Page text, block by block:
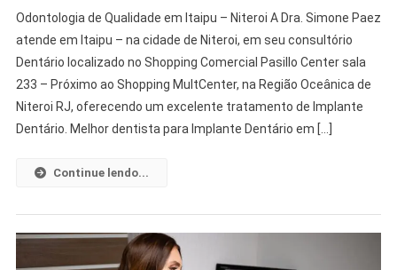
Odontologia de Qualidade em Itaipu – Niteroi A Dra. Simone Paez
atende em Itaipu – na cidade de Niteroi, em seu consultório
Dentário localizado no Shopping Comercial Pasillo Center sala
233 – Próximo ao Shopping MultCenter, na Região Oceânica de
Niteroi RJ, oferecendo um excelente tratamento de Implante
Dentário. Melhor dentista para Implante Dentário em […]
Continue lendo...